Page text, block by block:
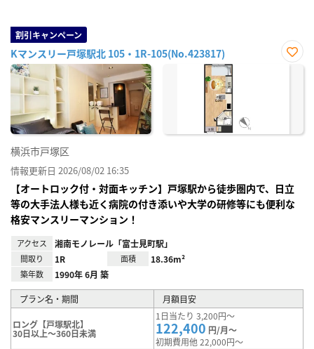
割引キャンペーン
Kマンスリー戸塚駅北 105・1R-105(No.423817)
お気
横浜市戸塚区
情報更新日 2026/08/02 16:35
【オートロック付・対面キッチン】戸塚駅から徒歩圏内で、日立
等の大手法人様も近く病院の付き添いや大学の研修等にも便利な
格安マンスリーマンション！
アクセス 湘南モノレール「富士見町駅」
間取り 1R 面積 18.36m²
築年数 1990年 6月 築
プラン名・期間 月額目安
ロング【戸塚駅北】
30日以上～360日未満
1日当たり 3,200円～
122,400 円/月～
初期費用他 22,000円～